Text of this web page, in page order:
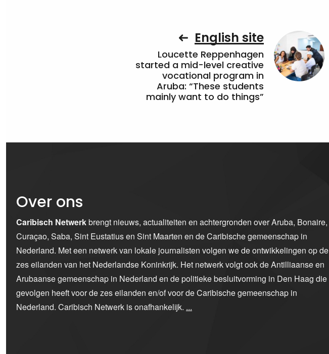
English site
Loucette Reppenhagen
started a mid-level creative
vocational program in
Aruba: “These students
mainly want to do things”
Over ons
Caribisch Netwerkbrengt nieuws, actualiteiten en achtergronden over Aruba, Bonaire,
Curaçao, Saba, Sint Eustatius en Sint Maarten en de Caribische gemeenschap in
Nederland. Met een netwerk van lokale journalisten volgen we de ontwikkelingen op de
zes eilanden van het Nederlandse Koninkrijk. Het netwerk volgt ook de Antilliaanse en
Arubaanse gemeenschap in Nederland en de politieke besluitvorming in Den Haag die
gevolgen heeft voor de zes eilanden en/of voor de Caribische gemeenschap in
Nederland. Caribisch Netwerk is onafhankelijk. ...